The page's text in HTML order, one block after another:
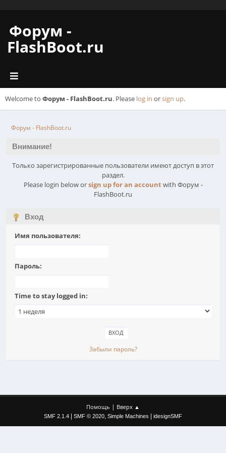
Форум -
FlashBoot.ru
Welcome to Форум - FlashBoot.ru. Please log in orsign up.
Форум - FlashBoot.ru
Внимание!
Только зарегистрированные пользователи имеют доступ в этот
раздел.
Please login below orsign up for an accountwith Форум -
FlashBoot.ru
Вход
Имя пользователя:
Пароль:
Time to stay logged in:
Забыли пароль?
Помощь | Вверх ▲
SMF 2.1.4 SMF © 2020, Simple Machines idesignSMF